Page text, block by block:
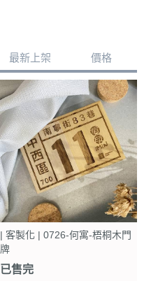
最新上架 價格
| 客製化 | 0726-何寓-梧桐木門
牌
已售完